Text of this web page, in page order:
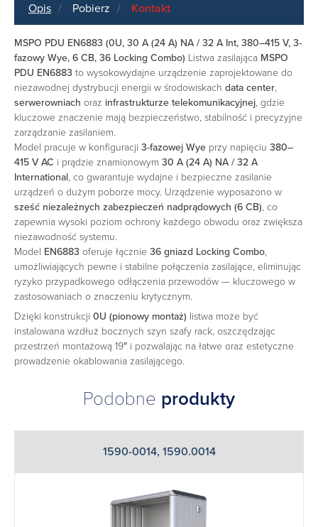
Opis Pobierz Kontakt
MSPO PDU EN6883 (0U, 30 A (24 A) NA / 32 A Int, 380–415 V, 3-
fazowy Wye, 6 CB, 36 Locking Combo) Listwa zasilająca MSPO
PDU EN6883 to wysokowydajne urządzenie zaprojektowane do
niezawodnej dystrybucji energii w środowiskach data center,
serwerowniach oraz infrastrukturze telekomunikacyjnej, gdzie
kluczowe znaczenie mają bezpieczeństwo, stabilność i precyzyjne
zarządzanie zasilaniem.
Model pracuje w konfiguracji 3-fazowej Wye przy napięciu 380–
415 V AC i prądzie znamionowym 30 A (24 A) NA / 32 A
International, co gwarantuje wydajne i bezpieczne zasilanie
urządzeń o dużym poborze mocy. Urządzenie wyposażono w
sześć niezależnych zabezpieczeń nadprądowych (6 CB), co
zapewnia wysoki poziom ochrony każdego obwodu oraz zwiększa
niezawodność systemu.
Model EN6883 oferuje łącznie 36 gniazd Locking Combo,
umożliwiających pewne i stabilne połączenia zasilające, eliminując
ryzyko przypadkowego odłączenia przewodów — kluczowego w
zastosowaniach o znaczeniu krytycznym.
Dzięki konstrukcji 0U (pionowy montaż) listwa może być
instalowana wzdłuż bocznych szyn szafy rack, oszczędzając
przestrzeń montażową 19″ i pozwalając na łatwe oraz estetyczne
prowadzenie okablowania zasilającego.
Podobne produkty
1590-0014, 1590.0014